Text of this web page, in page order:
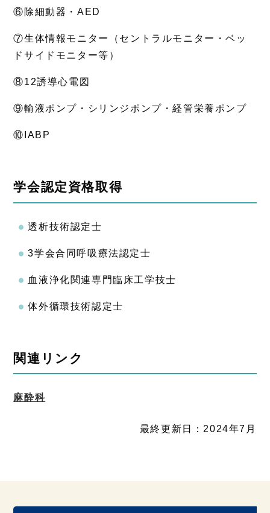
⑥除細動器・AED
⑦生体情報モニター（セントラルモニター・ベッ
ドサイドモニター等）
⑧12誘導心電図
⑨輸液ポンプ・シリンジポンプ・経管栄養ポンプ
⑩IABP
学会認定資格取得
透析技術認定士
3学会合同呼吸療法認定士
血液浄化関連専門臨床工学技士
体外循環技術認定士
関連リンク
麻酔科
最終更新日：2024年7月